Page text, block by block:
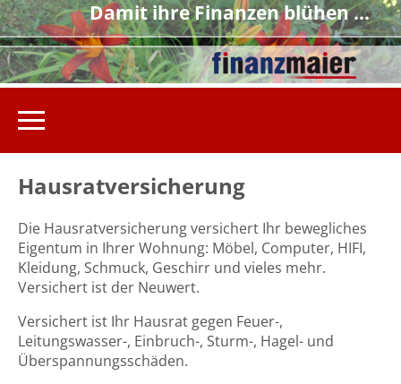
Damit ihre Finanzen blühen ...
Hausratversicherung
Die Hausratversicherung versichert Ihr bewegliches
Eigentum in Ihrer Wohnung: Möbel, Computer, HIFI,
Kleidung, Schmuck, Geschirr und vieles mehr.
Versichert ist der Neuwert.
Versichert ist Ihr Hausrat gegen Feuer-,
Leitungswasser-, Einbruch-, Sturm-, Hagel- und
Überspannungsschäden.